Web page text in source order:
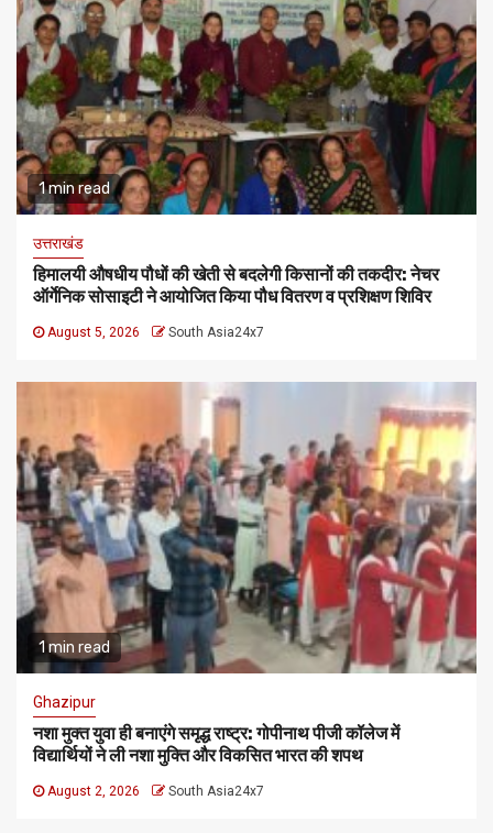
1 min read
उत्तराखंड
हिमालयी औषधीय पौधों की खेती से बदलेगी किसानों की तकदीर: नेचर
ऑर्गेनिक सोसाइटी ने आयोजित किया पौध वितरण व प्रशिक्षण शिविर
August 5, 2026 South Asia24x7
1 min read
Ghazipur
नशा मुक्त युवा ही बनाएंगे समृद्ध राष्ट्र: गोपीनाथ पीजी कॉलेज में
विद्यार्थियों ने ली नशा मुक्ति और विकसित भारत की शपथ
August 2, 2026 South Asia24x7